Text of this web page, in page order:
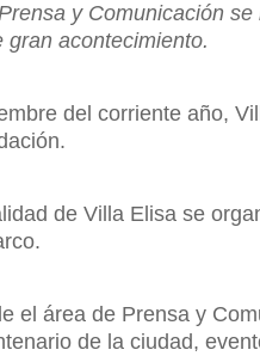
y Comunicación
gran acontecimiento.
del corriente año,
de Villa Elisa se
el área de Prensa y
de la ciudad,